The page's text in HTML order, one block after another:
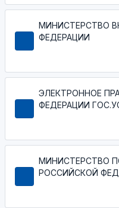
МИНИСТЕРСТВО
ФЕДЕРАЦИИ
ЭЛЕКТРОННОЕ
ФЕДЕРАЦИИ
МИНИСТЕРСТВО
РОССИЙСКОЙ